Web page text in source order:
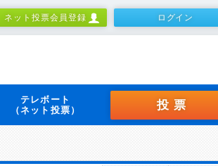
ネット投票会員登録 ログイン
テレボート
（ネット投票）
投票